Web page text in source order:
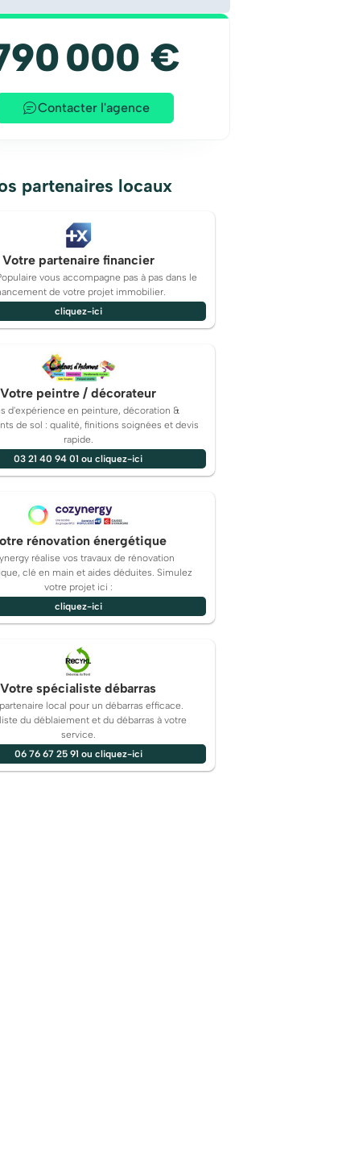
000 €
Contacter l'agence
partenaires locaux
Votre partenaire financier
vous accompagne pas à pas dans le
de votre projet immobilier.
cliquez-ici
Votre peintre / décorateur
d'expérience en peinture, décoration &
de sol : qualité, finitions soignées et devis
rapide.
03 21 40 94 01 ou cliquez-ici
rénovation énergétique
réalise vos travaux de rénovation
clé en main et aides déduites. Simulez
votre projet ici :
cliquez-ici
Votre spécialiste débarras
local pour un débarras efficace.
du déblaiement et du débarras à votre
service.
06 76 67 25 91 ou cliquez-ici